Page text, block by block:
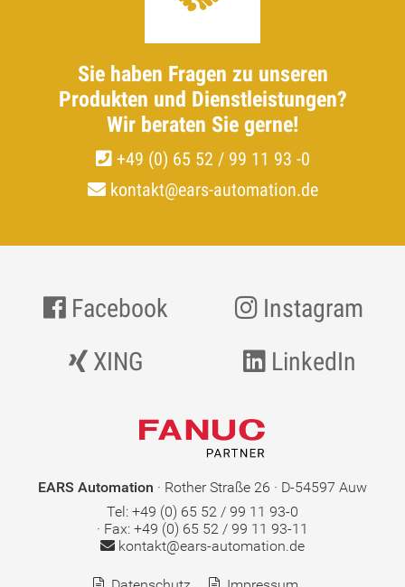
Sie haben Fragen zu unseren
Produkten und Dienstleistungen?
Wir beraten Sie gerne!
+49 (0) 65 52 / 99 11 93 -0
kontakt@ears-automation.de
Facebook
Instagram
XING
LinkedIn
EARS Automation · Rother Straße 26 · D-54597 Auw
Tel: +49 (0) 65 52 / 99 11 93-0
· Fax: +49 (0) 65 52 / 99 11 93-11
kontakt@ears-automation.de